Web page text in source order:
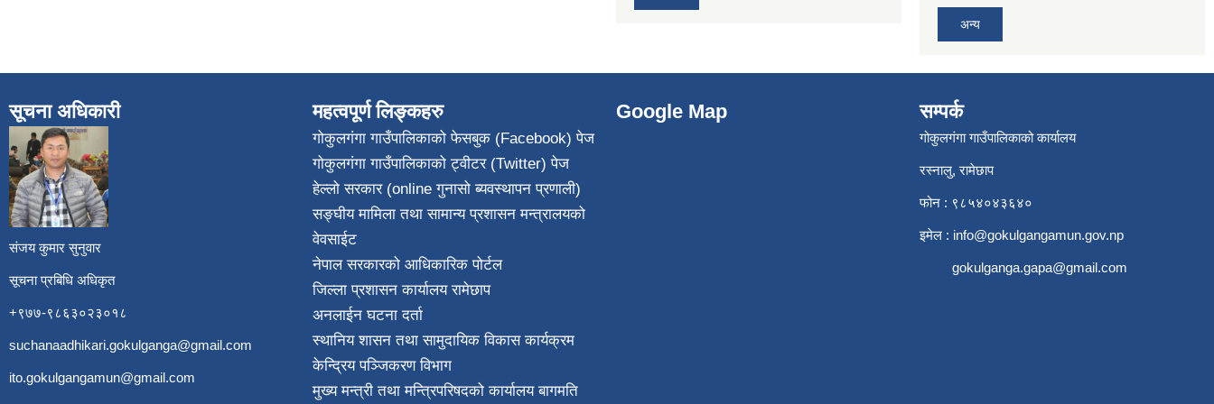
अन्य
सूचना अधिकारी
संजय कुमार सुनुवार
सूचना प्रबिधि अधिकृत
+९७७-९८६३०२३०१८
suchanaadhikari.gokulganga@gmail.com
ito.gokulgangamun@gmail.com
महत्वपूर्ण लिङ्कहरु
गोकुलगंगा गाउँपालिकाको फेसबुक (Facebook) पेज
गोकुलगंगा गाउँपालिकाको ट्वीटर (Twitter) पेज
हेल्लो सरकार (online गुनासो ब्यवस्थापन प्रणाली)
सङ्घीय मामिला तथा सामान्य प्रशासन मन्त्रालयको
वेवसाईट
नेपाल सरकारको आधिकारिक पोर्टल
जिल्ला प्रशासन कार्यालय रामेछाप
अनलाईन घटना दर्ता
स्थानिय शासन तथा सामुदायिक विकास कार्यक्रम
केन्द्रिय पञ्जिकरण विभाग
मुख्य मन्त्री तथा मन्त्रिपरिषदको कार्यालय बागमति
Google Map सम्पर्क
गोकुलगंगा गाउँपालिकाको कार्यालय
रस्नालु, रामेछाप
फोन : ९८५४०४३६४०
इमेल : info@gokulgangamun.gov.np
gokulganga.gapa@gmail.com